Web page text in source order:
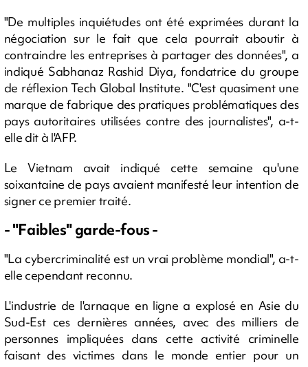
"De multiples inquiétudes ont été exprimées durant la
négociation sur le fait que cela pourrait aboutir à
contraindre les entreprises à partager des données", a
indiqué Sabhanaz Rashid Diya, fondatrice du groupe
de réflexion Tech Global Institute. "C'est quasiment une
marque de fabrique des pratiques problématiques des
pays autoritaires utilisées contre des journalistes", a-t-
elle dit à l'AFP.
Le Vietnam avait indiqué cette semaine qu'une
soixantaine de pays avaient manifesté leur intention de
signer ce premier traité.
- "Faibles" garde-fous -
"La cybercriminalité est un vrai problème mondial", a-t-
elle cependant reconnu.
L'industrie de l'arnaque en ligne a explosé en Asie du
Sud-Est ces dernières années, avec des milliers de
personnes impliquées dans cette activité criminelle
faisant des victimes dans le monde entier pour un